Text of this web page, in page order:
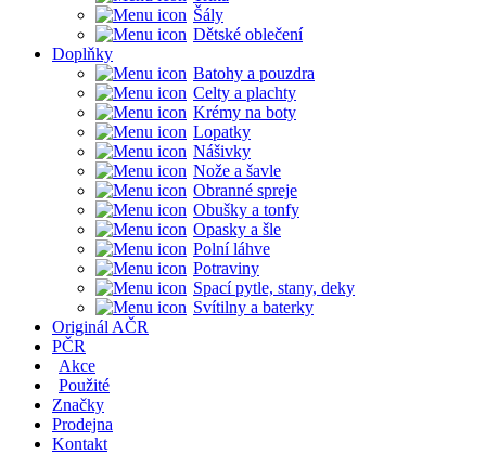
Šály
Dětské oblečení
Doplňky
Batohy a pouzdra
Celty a plachty
Krémy na boty
Lopatky
Nášivky
Nože a šavle
Obranné spreje
Obušky a tonfy
Opasky a šle
Polní láhve
Potraviny
Spací pytle, stany, deky
Svítilny a baterky
Originál AČR
PČR
Akce
Použité
Značky
Prodejna
Kontakt